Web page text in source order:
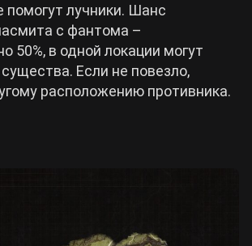
помогут лучники. Шанс
с фантома –
50%, в одной локации могут
Если не повезло,
расположению противника.